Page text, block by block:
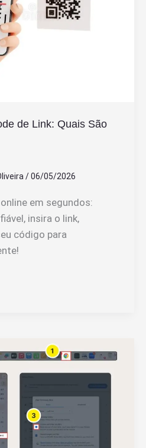
de Link: Quais São
/06/05/2026
em segundos:
insira o link,
código para